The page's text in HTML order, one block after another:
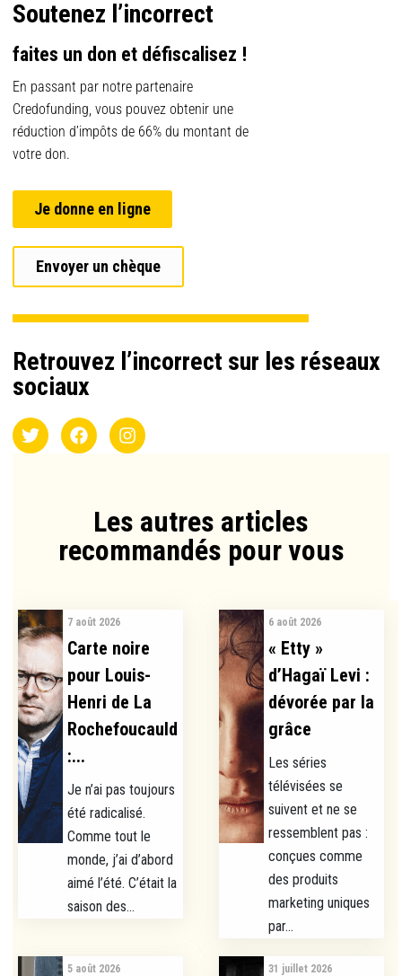
Soutenez l’incorrect
faites un don et défiscalisez !
En passant par notre partenaire
Credofunding, vous pouvez obtenir une
réduction d’impôts de 66% du montant de
votre don.
Je donne en ligne
Envoyer un chèque
Retrouvez l’incorrect sur les réseaux
sociaux
Les autres articles
recommandés pour vous​
7 août 2026
Carte noire
pour Louis-
Henri de La
Rochefoucauld
:...
Je n’ai pas toujours
été radicalisé.
Comme tout le
monde, j’ai d’abord
aimé l’été. C’était la
saison des...
6 août 2026
« Etty »
d’Hagaï Levi :
dévorée par la
grâce
Les séries
télévisées se
suivent et ne se
ressemblent pas :
conçues comme
des produits
marketing uniques
par...
5 août 2026 31 juillet 2026